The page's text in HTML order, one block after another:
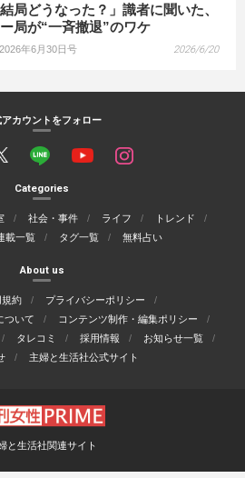
局どうなった？」識者に聞いた、
局が“一斉撤退”のワケ
年6月30日号 2026/6/20
カウントをフォロー
Categories
社会・事件 ライフ
トレンド
載一覧 タグ一覧 無料占い
About us
約
プライバシーポリシー
ついて
コンテンツ制作・編集ポリシー
タレコミ 採用情報
お知らせ一覧
主婦と生活社公式サイト
と生活社関連サイト